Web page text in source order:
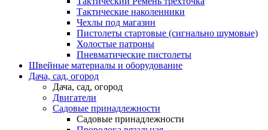
Тактические наколенники
Чехлы под магазин
Пистолеты стартовые (сигнально шумовые)
Холостые патроны
Пневматические пистолеты
Швейные материалы и оборудование
Дача, сад, огород
Дача, сад, огород
Двигатели
Садовые принадлежности
Садовые принадлежности